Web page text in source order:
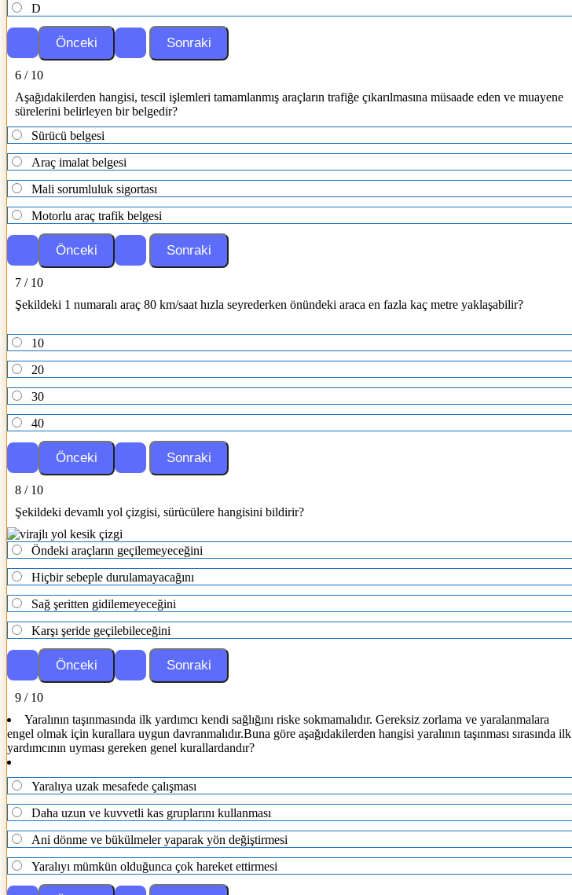
D
6 / 10
Aşağıdakilerden hangisi, tescil işlemleri tamamlanmış araçların trafiğe çıkarılmasına müsaade eden ve muayene
sürelerini belirleyen bir belgedir?
Sürücü belgesi
Araç imalat belgesi
Mali sorumluluk sigortası
Motorlu araç trafik belgesi
7 / 10
Şekildeki 1 numaralı araç 80 km/saat hızla seyrederken önündeki araca en fazla kaç metre yaklaşabilir?
10
20
30
40
8 / 10
Şekildeki devamlı yol çizgisi, sürücülere hangisini bildirir?
Öndeki araçların geçilemeyeceğini
Hiçbir sebeple durulamayacağını
Sağ şeritten gidilemeyeceğini
Karşı şeride geçilebileceğini
9 / 10
Yaralının taşınmasında ilk yardımcı kendi sağlığını riske sokmamalıdır. Gereksiz zorlama ve yaralanmalara
engel olmak için kurallara uygun davranmalıdır.Buna göre aşağıdakilerden hangisi yaralının taşınması sırasında ilk
yardımcının uyması gereken genel kurallardandır?
Yaralıya uzak mesafede çalışması
Daha uzun ve kuvvetli kas gruplarını kullanması
Ani dönme ve bükülmeler yaparak yön değiştirmesi
Yaralıyı mümkün olduğunca çok hareket ettirmesi